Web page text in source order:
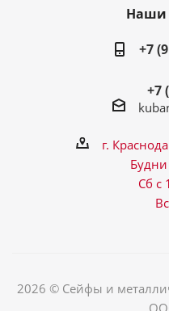
Наши
+7
+7
г.
Сб с
2026 © Сейфы и